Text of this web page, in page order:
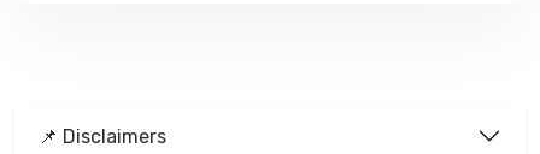
📌 Disclaimers